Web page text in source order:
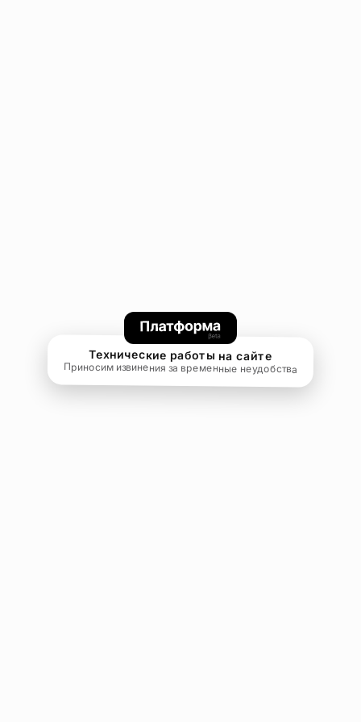
Технические работы на сайте
Приносим извинения за временные неудобства